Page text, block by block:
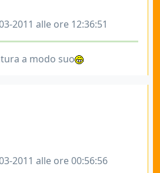
2011 alle ore 12:36:51
a modo suo
2011 alle ore 00:56:56